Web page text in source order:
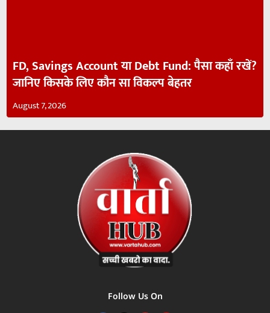
FD, Savings Account या Debt Fund: पैसा कहाँ रखें?
जानिए किसके लिए कौन सा विकल्प बेहतर
August 7, 2026
Follow Us On